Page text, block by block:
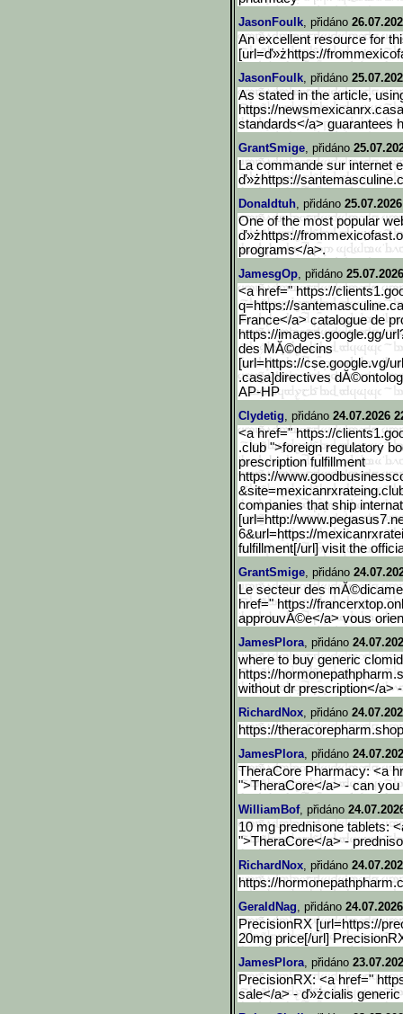
JasonFoulk, přidáno
An excellent resource for
[url=ď»żhttps://
JasonFoulk, přidáno
As stated in the article,
https://
standards</a> guarantees
GrantSmige, přidáno
La commande sur internet
ď»żhttps://
Donaldtuh, přidáno
One of the most popular
ď»żhttps://
programs</a>.
JamesgOp, přidáno
<a href=" https://
q=https://santemasculine.
France</a> catalogue de
https://images.google.gg/
des MĂ©decins
[url=https://cse.google.vg/
.casa]directives
AP-HP
Clydetig, přidáno 24.07.2026
<a href=" https://
.club ">foreign regulatory
prescription fulfillment
https://www.goodbusinessc
companies that ship
[url=http://www.pegasus7.
6&url=https://
fulfillment[/url] visit the
GrantSmige, přidáno
Le secteur des
href=" https://
approuvĂ©e</a> vous
JamesPlora, přidáno
where to buy generic
https://
without dr prescription</a>
RichardNox, přidáno
https://
JamesPlora, přidáno
TheraCore Pharmacy: <a
">TheraCore</a> - can
WilliamBof, přidáno
10 mg prednisone tablets:
">TheraCore</a> -
RichardNox, přidáno
https://
GeraldNag, přidáno
PrecisionRX [url=https://
20mg price[/url]
JamesPlora, přidáno
PrecisionRX: <a href="
sale</a> - ď»żcialis generic